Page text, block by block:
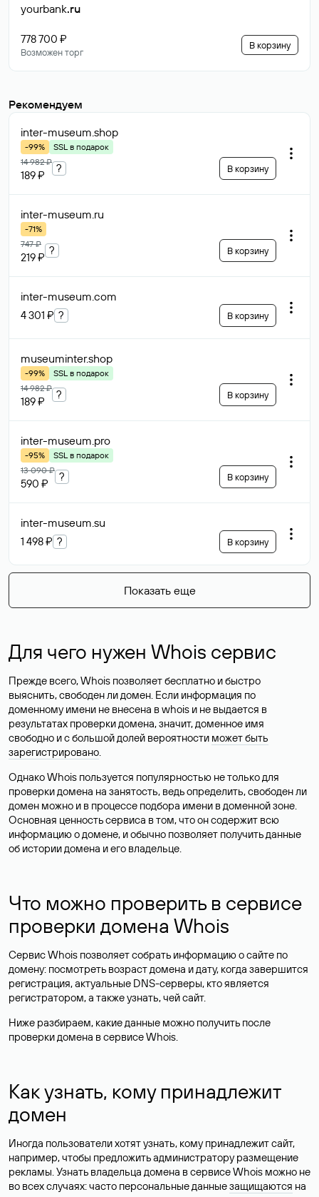
yourbank.ru
778 700 ₽
Возможен торг
В корзину
Рекомендуем
inter-museum.shop
-99%
SSL в подарок
14 982 ₽
189 ₽
? В корзину
inter-museum.ru
-71%
747 ₽
219 ₽
? В корзину
inter-museum.com
4 301 ₽ ? В корзину
museuminter.shop
-99%
SSL в подарок
14 982 ₽
189 ₽
? В корзину
inter-museum.pro
-95%
SSL в подарок
13 090 ₽
590 ₽
? В корзину
inter-museum.su
1 498 ₽ ? В корзину
Показать еще
Для чего нужен Whois сервис
Прежде всего, Whois позволяет бесплатно и быстро
выяснить, свободен ли домен. Если информация по
доменному имени не внесена в whois и не выдается в
результатах проверки домена, значит, доменное имя
свободно и с большой долей вероятности может быть
зарегистрировано.
Однако Whois пользуется популярностью не только для
проверки домена на занятость, ведь определить, свободен ли
домен можно и в процессе подбора имени в доменной зоне.
Основная ценность сервиса в том, что он содержит всю
информацию о домене, и обычно позволяет получить данные
об истории домена и его владельце.
Что можно проверить в сервисе
проверки домена Whois
Сервис Whois позволяет собрать информацию о сайте по
домену: посмотреть возраст домена и дату, когда завершится
регистрация, актуальные DNS-серверы, кто является
регистратором, а также узнать, чей сайт.
Ниже разбираем, какие данные можно получить после
проверки домена в сервисе Whois.
Как узнать, кому принадлежит
домен
Иногда пользователи хотят узнать, кому принадлежит сайт,
например, чтобы предложить администратору размещение
рекламы. Узнать владельца домена в сервисе Whois можно не
во всех случаях: часто персональные данныезащищаются на